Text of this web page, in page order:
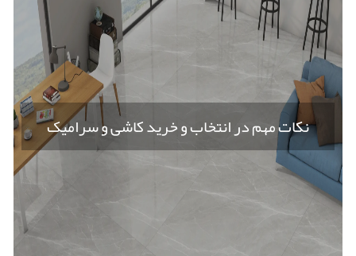
نکات مهم در انتخاب و خرید کاشی و سرامیک